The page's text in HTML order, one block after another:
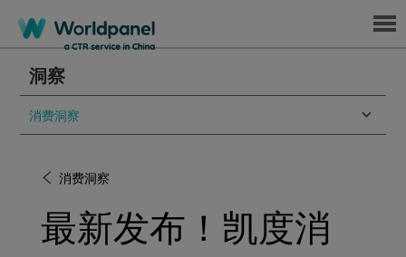
Menu
洞察
消费洞察
消费洞察
最新发布！凯度消